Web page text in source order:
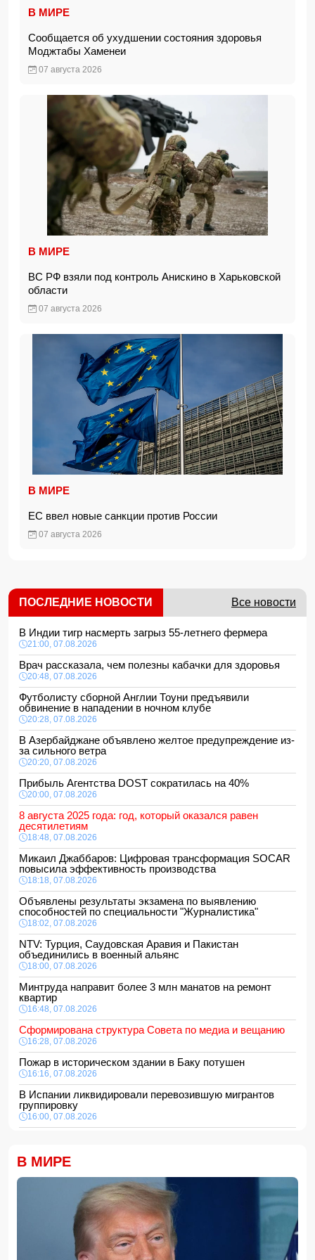
В МИРЕ
Сообщается об ухудшении состояния здоровья
Моджтабы Хаменеи
07 августа 2026
В МИРЕ
ВС РФ взяли под контроль Анискино в Харьковской
области
07 августа 2026
В МИРЕ
ЕС ввел новые санкции против России
07 августа 2026
ПОСЛЕДНИЕ НОВОСТИ Все новости
В Индии тигр насмерть загрыз 55-летнего фермера
21:00, 07.08.2026
Врач рассказала, чем полезны кабачки для здоровья
20:48, 07.08.2026
Футболисту сборной Англии Тоуни предъявили
обвинение в нападении в ночном клубе
20:28, 07.08.2026
В Азербайджане объявлено желтое предупреждение из-
за сильного ветра
20:20, 07.08.2026
Прибыль Агентства DOST сократилась на 40%
20:00, 07.08.2026
8 августа 2025 года: год, который оказался равен
десятилетиям
18:48, 07.08.2026
Микаил Джаббаров: Цифровая трансформация SOCAR
повысила эффективность производства
18:18, 07.08.2026
Объявлены результаты экзамена по выявлению
способностей по специальности "Журналистика"
18:02, 07.08.2026
NTV: Турция, Саудовская Аравия и Пакистан
объединились в военный альянс
18:00, 07.08.2026
Минтруда направит более 3 млн манатов на ремонт
квартир
16:48, 07.08.2026
Сформирована структура Совета по медиа и вещанию
16:28, 07.08.2026
Пожар в историческом здании в Баку потушен
16:16, 07.08.2026
В Испании ликвидировали перевозившую мигрантов
группировку
16:00, 07.08.2026
15:48, 07.08.2026
Еще одна женщина скончалась после эстетической
операции, проведенной Сеймуром Мамедовым
15:28, 07.08.2026
Алтай Байындыр продолжит карьеру в Ла Лиге
15:08, 07.08.2026
ВС РФ взяли под контроль Анискино в Харьковской
В МИРЕ